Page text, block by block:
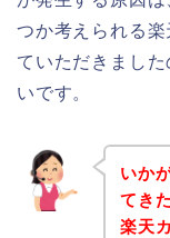
つか考えられる
ていただきまし
いです。
いか
てき
楽天